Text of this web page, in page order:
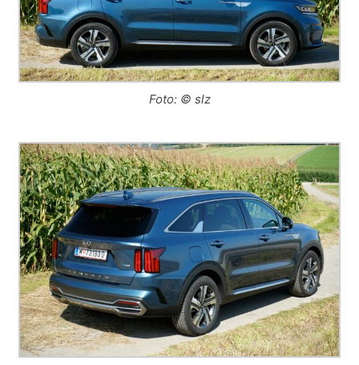
Foto: © slz